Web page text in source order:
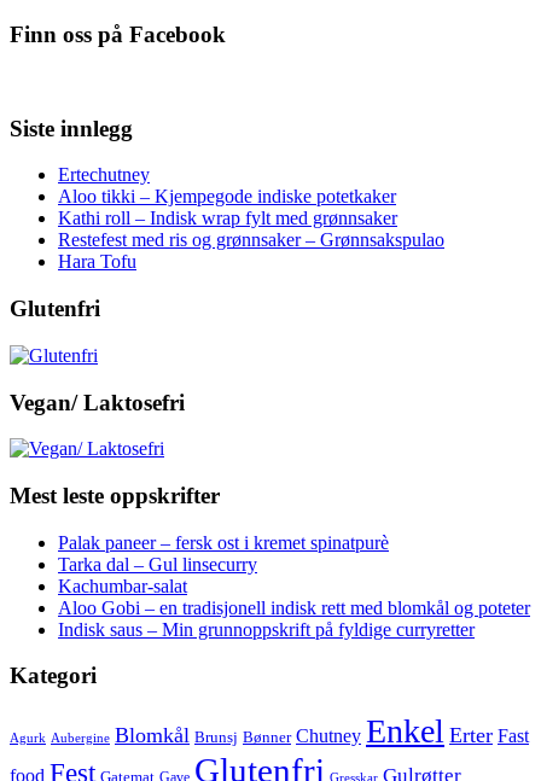
Finn oss på Facebook
Siste innlegg
Ertechutney
Aloo tikki – Kjempegode indiske potetkaker
Kathi roll – Indisk wrap fylt med grønnsaker
Restefest med ris og grønnsaker – Grønnsakspulao
Hara Tofu
Glutenfri
Vegan/ Laktosefri
Mest leste oppskrifter
Palak paneer – fersk ost i kremet spinatpurè
Tarka dal – Gul linsecurry
Kachumbar-salat
Aloo Gobi – en tradisjonell indisk rett med blomkål og poteter
Indisk saus – Min grunnoppskrift på fyldige curryretter
Kategori
Agurk Aubergine Blomkål Brunsj Bønner Chutney Enkel Erter Fast
food Fest Gatemat Gave Glutenfri Gresskar Gulrøtter